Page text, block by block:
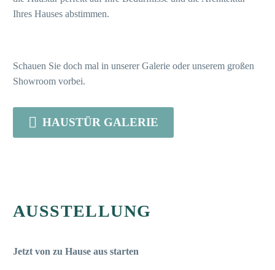
Ihres Hauses abstimmen.
Schauen Sie doch mal in unserer Galerie oder unserem großen
Showroom vorbei.
 HAUSTÜR GALERIE
AUSSTELLUNG
Jetzt von zu Hause aus starten